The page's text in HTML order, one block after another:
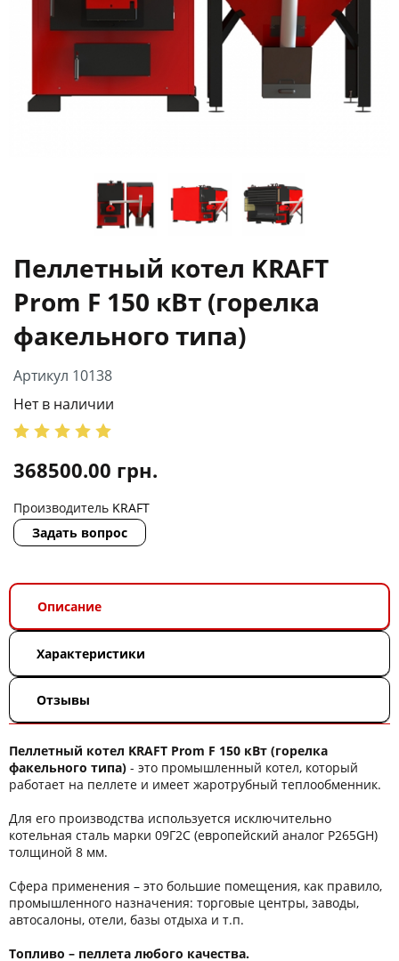
Пеллетный котел KRAFT
Prom F 150 кВт (горелка
факельного типа)
Артикул 10138
Нет в наличии
368500.00 грн.
Производитель KRAFT
Задать вопрос
Описание
Характеристики
Отзывы
Пеллетный котел KRAFT Prom F 150 кВт (горелка
факельного типа) - это промышленный котел, который
работает на пеллете и имеет жаротрубный теплообменник.
Для его производства используется исключительно
котельная сталь марки 09Г2С (европейский аналог P265GН)
толщиной 8 мм.
Сфера применения – это большие помещения, как правило,
промышленного назначения: торговые центры, заводы,
автосалоны, отели, базы отдыха и т.п.
Топливо – пеллета любого качества.